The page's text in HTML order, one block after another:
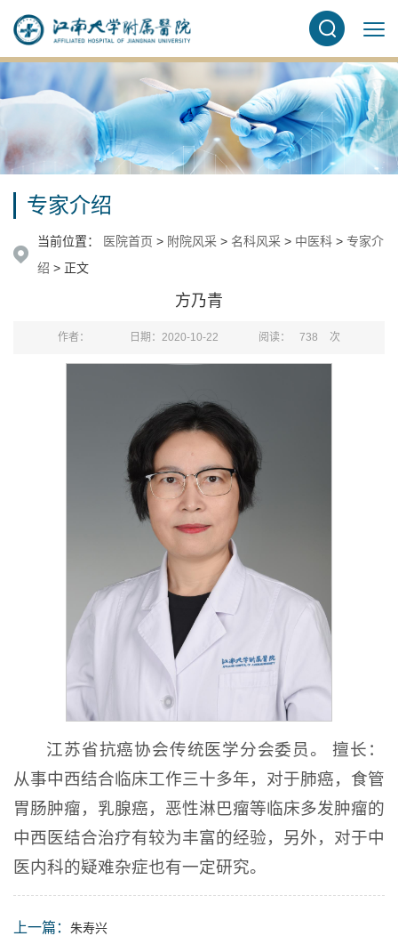
专家介绍
当前位置： 医院首页 > 附院风采 > 名科风采 > 中医科 > 专家介
绍 > 正文
方乃青
作者： 日期：2020-10-22 阅读： 738 次
江苏省抗癌协会传统医学分会委员。 擅长：
从事中西结合临床工作三十多年，对于肺癌，食管
胃肠肿瘤，乳腺癌，恶性淋巴瘤等临床多发肿瘤的
中西医结合治疗有较为丰富的经验，另外，对于中
医内科的疑难杂症也有一定研究。
上一篇： 朱寿兴